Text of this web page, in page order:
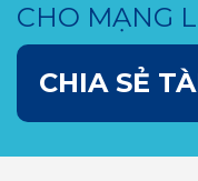
tuần hoàn cho
dệt may trong nước
CHO MẠNG
CHIA SẺ